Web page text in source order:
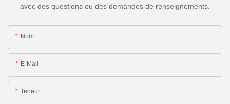
avec des questions ou des demandes de renseignements.
Nom
E-Mail
Teneur